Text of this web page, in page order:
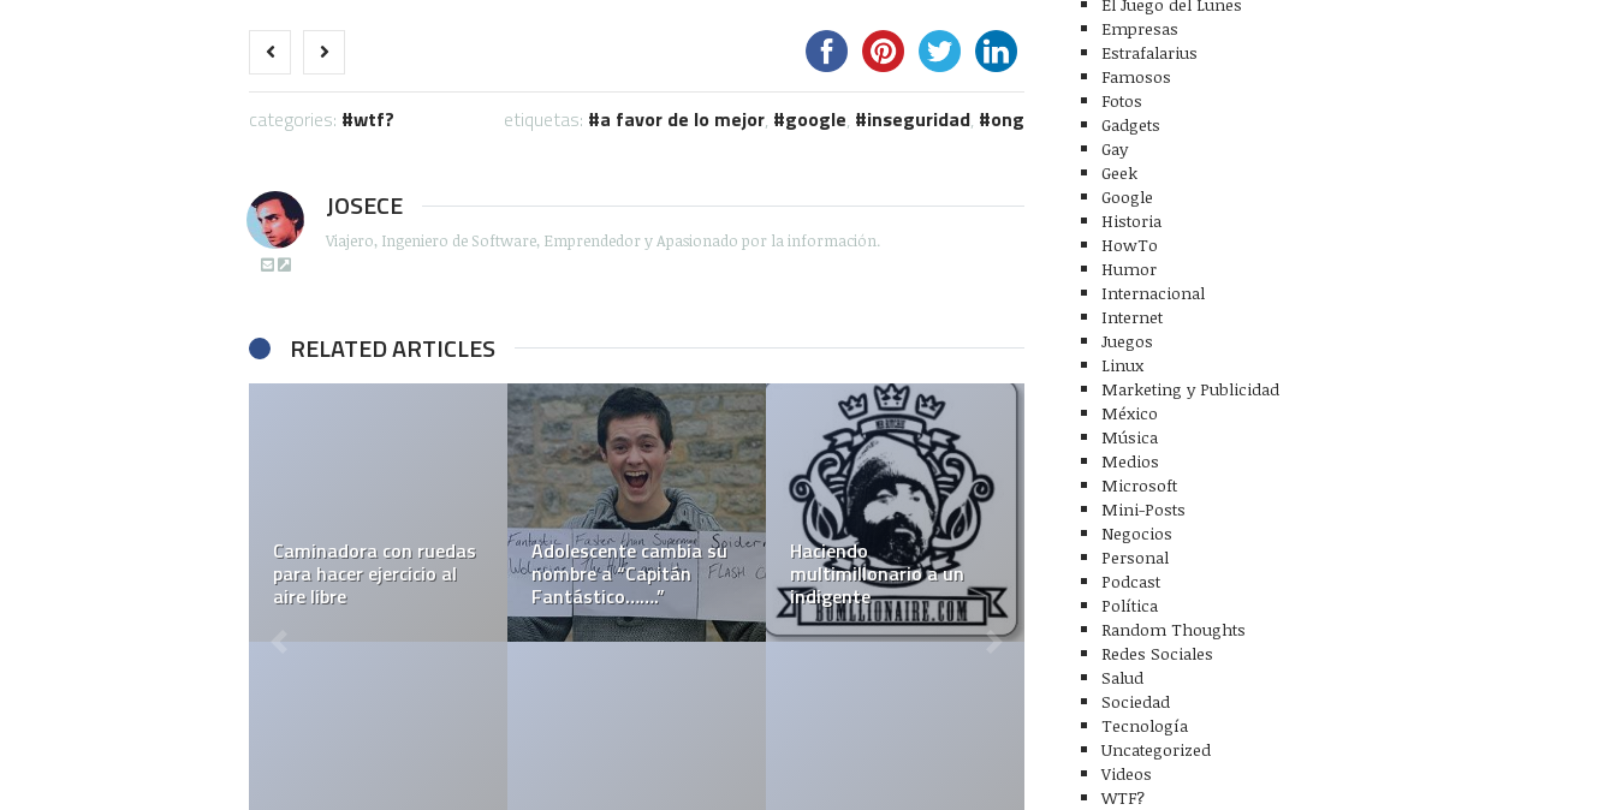
categories: wtf? etiquetas: a favor de lo mejor, google, inseguridad, ong
JOSECE
Viajero, Ingeniero de Software, Emprendedor y Apasionado por la información.
RELATED ARTICLES
Caminadora con ruedas
para hacer ejercicio al
aire libre
Adolescente cambia su
nombre a “Capitán
Fantástico…….”
Haciendo
multimillonario a un
indigente
Empresas
Estrafalarius
Famosos
Fotos
Gadgets
Gay
Geek
Google
Historia
HowTo
Humor
Internacional
Internet
Juegos
Linux
Marketing y Publicidad
México
Música
Medios
Microsoft
Mini-Posts
Negocios
Personal
Podcast
Política
Random Thoughts
Redes Sociales
Salud
Sociedad
Tecnología
Uncategorized
Videos
WTF?